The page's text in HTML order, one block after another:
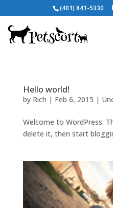
(401) 841-5330
Hello world!
by Rich | Feb 6, 2015 |
Welcome to WordPress.
delete it, then start